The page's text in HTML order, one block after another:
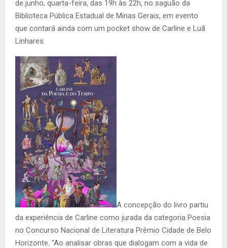
de junho, quarta-feira, das 19h às 22h, no saguão da
Biblioteca Pública Estadual de Minas Gerais, em evento
que contará ainda com um pocket show de Carline e Luã
Linhares.
A concepção do livro partiu
da experiência de Carline como jurada da categoria Poesia
no Concurso Nacional de Literatura Prêmio Cidade de Belo
Horizonte. “Ao analisar obras que dialogam com a vida de